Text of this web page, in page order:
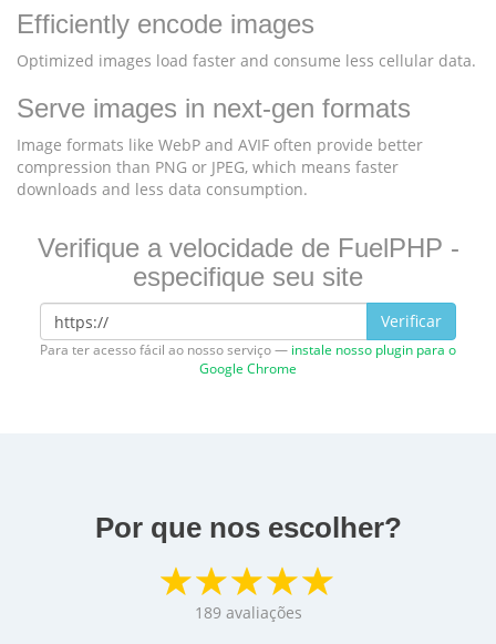
Efficiently encode images
Optimized images load faster and consume less cellular data.
Serve images in next-gen formats
Image formats like WebP and AVIF often provide better
compression than PNG or JPEG, which means faster
downloads and less data consumption.
Verifique a velocidade de FuelPHP -
especifique seu site
Verificar
Para ter acesso fácil ao nosso serviço — instale nosso plugin para o
Google Chrome
Por que nos escolher?
189 avaliações